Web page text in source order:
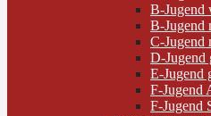
B-Jugend
B-Jugend
C-Jugend
D-Jugend
E-Jugend
F-Jugend
F-Jugend